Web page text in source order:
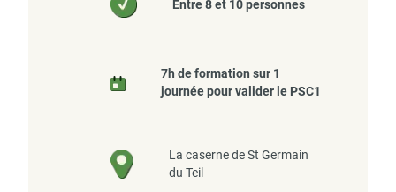
Entre 8 et 10 personnes
7h de formation sur 1
journée pour valider le PSC1
La caserne de St Germain
du Teil